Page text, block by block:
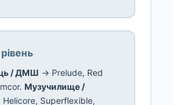
/ ДМШ → Prelude, Red
Музучилище /
Superflexible,